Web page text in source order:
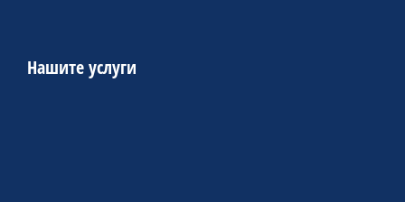
Нашите услуги